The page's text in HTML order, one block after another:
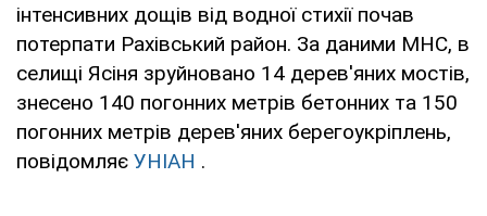
інтенсивних дощів від водної стихії почав
потерпати Рахівський район. За даними МНС, в
селищі Ясіня зруйновано 14 дерев'яних мостів,
знесено 140 погонних метрів бетонних та 150
погонних метрів дерев'яних берегоукріплень,
повідомляє УНІАН .